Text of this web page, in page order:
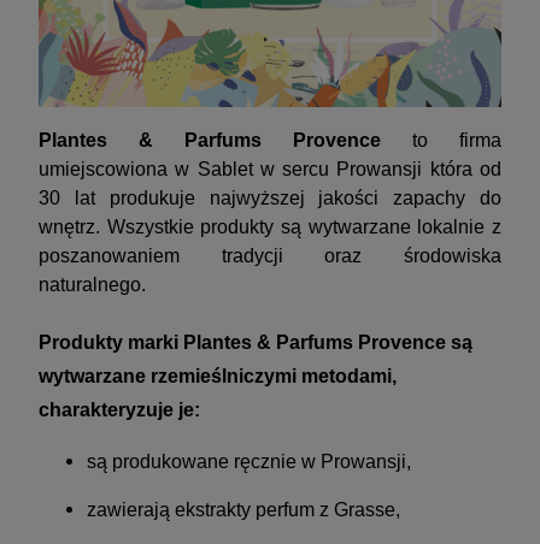
Plantes & Parfums Provence to firma
umiejscowiona w Sablet w sercu Prowansji która od
30 lat produkuje najwyższej jakości zapachy do
wnętrz. Wszystkie produkty są wytwarzane lokalnie z
poszanowaniem tradycji oraz środowiska
naturalnego.
Produkty marki Plantes & Parfums Provence są
wytwarzane rzemieślniczymi metodami,
charakteryzuje je:
są produkowane ręcznie w Prowansji,
zawierają ekstrakty perfum z Grasse,